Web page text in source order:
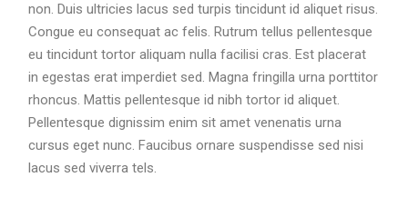
non. Duis ultricies lacus sed turpis tincidunt id aliquet risus.
Congue eu consequat ac felis. Rutrum tellus pellentesque
eu tincidunt tortor aliquam nulla facilisi cras. Est placerat
in egestas erat imperdiet sed. Magna fringilla urna porttitor
rhoncus. Mattis pellentesque id nibh tortor id aliquet.
Pellentesque dignissim enim sit amet venenatis urna
cursus eget nunc. Faucibus ornare suspendisse sed nisi
lacus sed viverra tels.